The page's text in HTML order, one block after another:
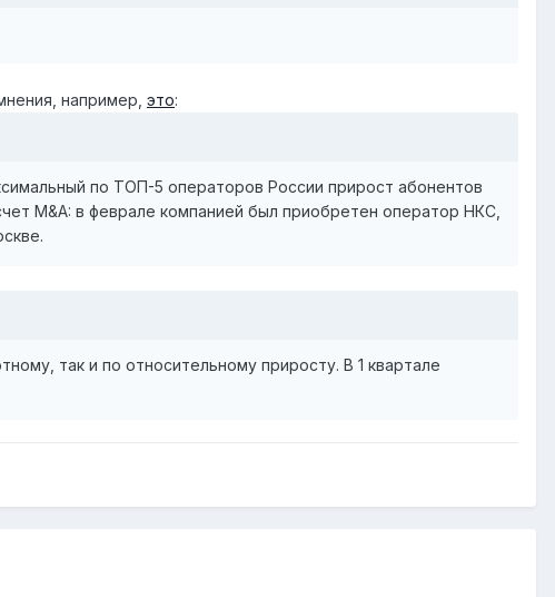
например, это:
по ТОП-5 операторов России прирост абонентов
M&A: в феврале компанией был приобретен оператор НКС,
так и по относительному приросту. В 1 квартале